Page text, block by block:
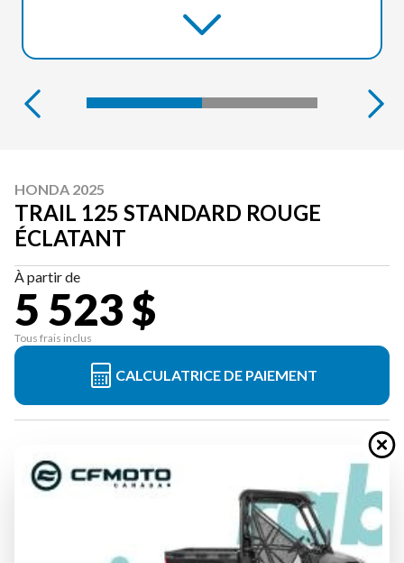
HONDA 2025
TRAIL 125 STANDARD ROUGE
ÉCLATANT
À partir de
5 523 $
Tous frais inclus
CALCULATRICE DE PAIEMENT